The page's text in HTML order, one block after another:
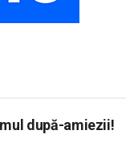
după-amiezii!